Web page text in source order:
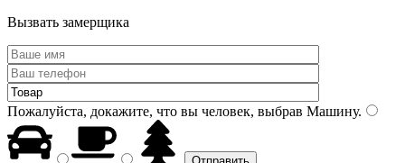
Вызвать замерщика
Пожалуйста, докажите, что вы человек, выбрав Машину.